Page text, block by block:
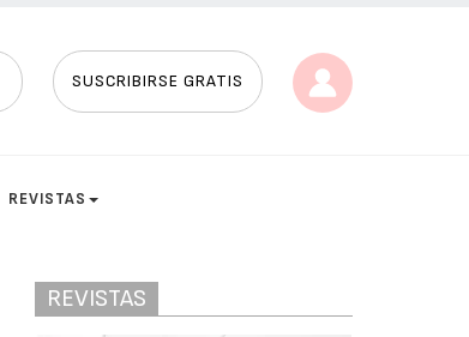
SUSCRIBIRSE GRATIS
REVISTAS
REVISTAS